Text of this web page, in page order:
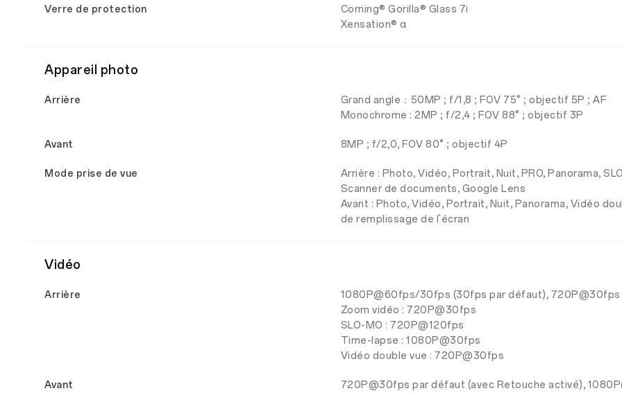
Verre de protection
Corning® Gorilla® Glass 7i
Xensation® α
Appareil photo
Arrière
Grand angle：50MP ; f/1,8 ; FOV 75° ; objectif 5P ; AF
Monochrome : 2MP ; f/2,4 ; FOV 88° ; objectif 3P
Avant 8MP ; f/2,0, FOV 80° ; objectif 4P
Mode prise de vue
Arrière : Photo, Vidéo, Portrait, Nuit, PRO, Panorama,
Scanner de documents, Google Lens
Avant : Photo, Vidéo, Portrait, Nuit, Panorama, Vidéo
de remplissage de l'écran
Vidéo
Arrière
1080P@60fps/30fps (30fps par défaut), 720P@30fps
Zoom vidéo : 720P@30fps
SLO-MO : 720P@120fps
Time-lapse : 1080P@30fps
Vidéo double vue : 720P@30fps
Avant
720P@30fps par défaut (avec Retouche activé),